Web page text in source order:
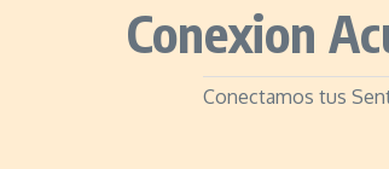
Conexion
Conectamos tus